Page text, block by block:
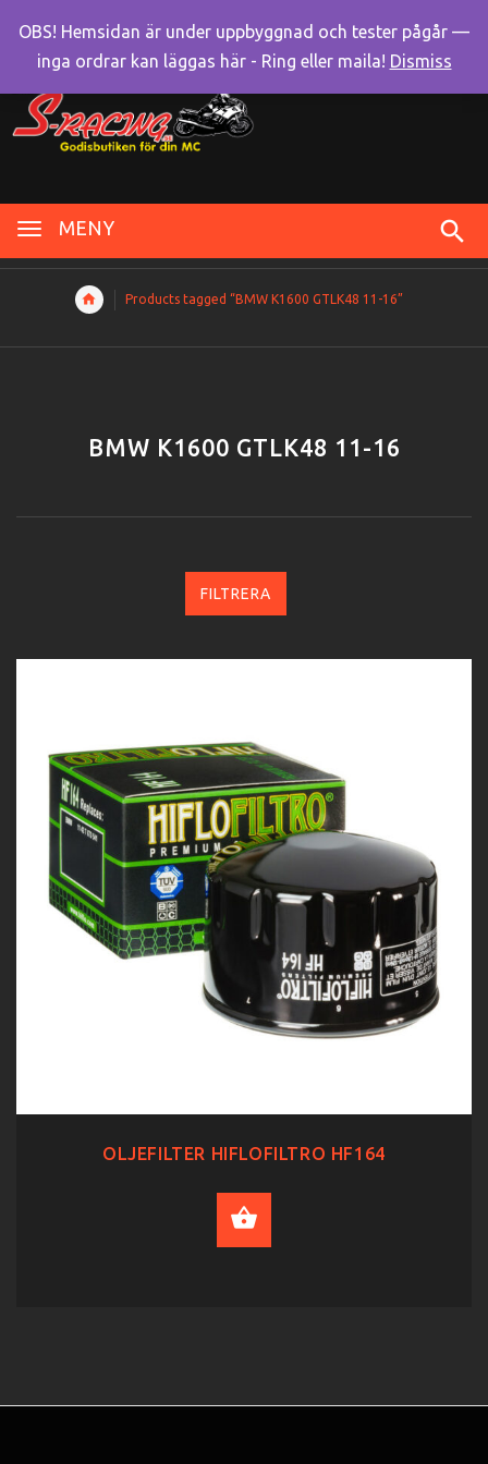
MENY
Products tagged “BMW K1600 GTLK48 11-16”
BMW K1600 GTLK48 11-16
FILTRERA
OLJEFILTER HIFLOFILTRO HF164
OBS! Hemsidan är under uppbyggnad och tester pågår —
inga ordrar kan läggas här - Ring eller maila! Dismiss